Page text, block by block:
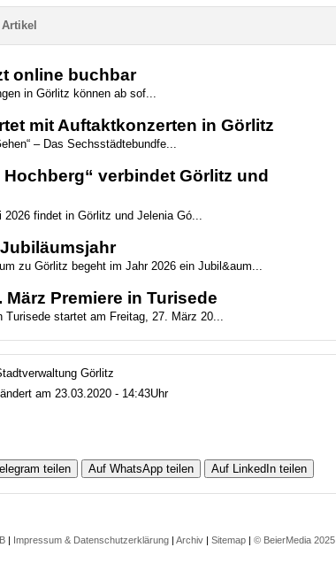
online buchbar
in Görlitz können ab sof...
mit Auftaktkonzerten in Görlitz
– Das Sechsstädtebundfe...
verbindet Görlitz und
findet in Görlitz und Jelenia Gó...
zu Görlitz begeht im Jahr 2026 ein Jubil&aum...
März Premiere in Turisede
startet am Freitag, 27. März 20...
Görlitz
am 23.03.2020 - 14:43Uhr
teilen Auf WhatsApp teilen Auf LinkedIn teilen
| Impressum & Datenschutzerklärung | Archiv | Sitemap | © BeierMedia 2025